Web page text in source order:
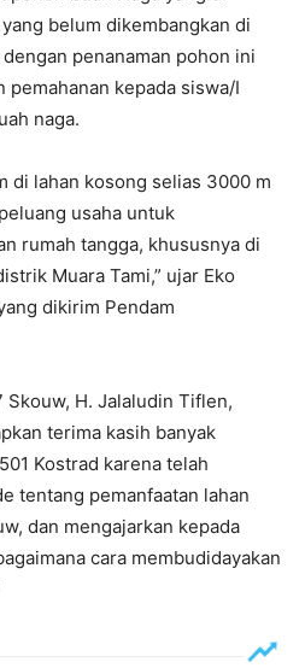
belum dikembangkan di
penanaman pohon ini
kepada siswa/I
naga.
di lahan kosong selias 3000 m
usaha untuk
rumah tangga, khususnya di
Muara Tami,” ujar Eko
dikirim Pendam
Skouw, H. Jalaludin Tiflen,
terima kasih banyak
Kostrad karena telah
tentang pemanfaatan lahan
dan mengajarkan kepada
cara membudidayakan